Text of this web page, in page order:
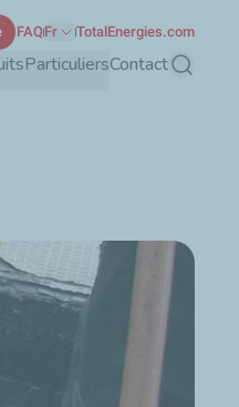
ParticuliersContact
FAQFr TotalEnergies.com